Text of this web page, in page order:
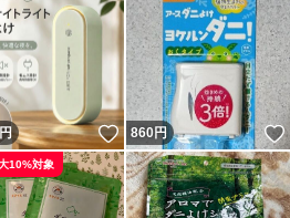
！
円 いいね！
860円
10%対象